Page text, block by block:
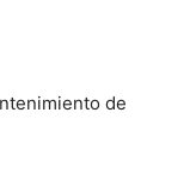
de